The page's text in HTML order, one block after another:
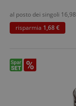
10 pezzi
al posto dei singoli 16,98
risparmia 1,68 €